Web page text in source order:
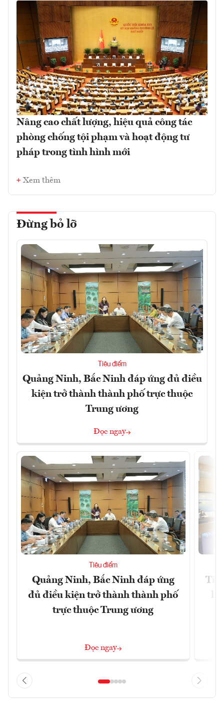
Nâng cao chất lượng, hiệu quả công tác
phòng chống tội phạm và hoạt động tư
pháp trong tình hình mới
Xem thêm
Đừng bỏ lỡ
Tiêu điểm
Quảng Ninh, Bắc Ninh đáp ứng đủ điều
kiện trở thành thành phố trực thuộc
Trung ương
Đọc ngay
Tiêu điểm
Quảng Ninh, Bắc Ninh đáp ứng
đủ điều kiện trở thành thành phố
trực thuộc Trung ương
Đọc ngay